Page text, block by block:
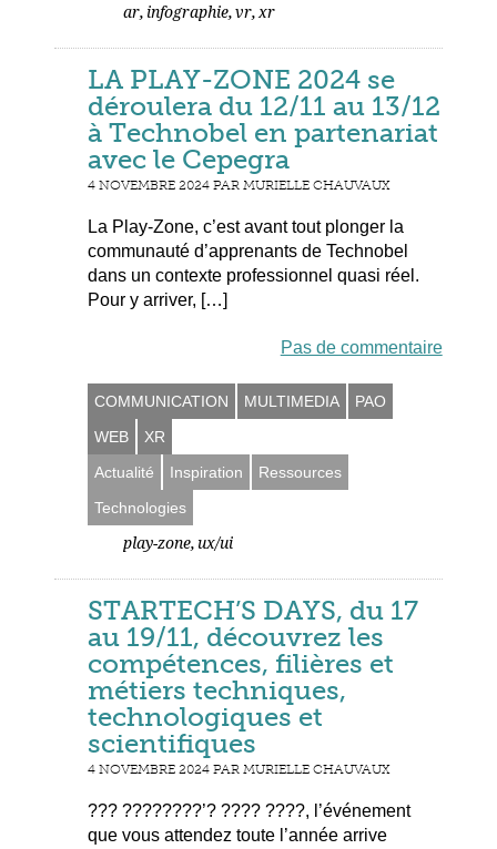
ar, infographie, vr, xr
LA PLAY-ZONE 2024 se
déroulera du 12/11 au 13/12
à Technobel en partenariat
avec le Cepegra
4 NOVEMBRE 2024 PAR MURIELLE CHAUVAUX
La Play-Zone, c’est avant tout plonger la
communauté d’apprenants de Technobel
dans un contexte professionnel quasi réel.
Pour y arriver, […]
Pas de commentaire
COMMUNICATION MULTIMEDIA
PAO
WEB
XR
Actualité
Inspiration
Ressources
Technologies
play-zone, ux/ui
STARTECH’S DAYS, du 17
au 19/11, découvrez les
compétences, filières et
métiers techniques,
technologiques et
scientifiques
4 NOVEMBRE 2024 PAR MURIELLE CHAUVAUX
??? ????????’? ???? ????, l’événement
que vous attendez toute l’année arrive